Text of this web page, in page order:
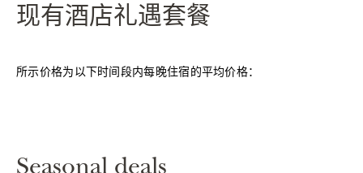
现有酒店礼遇套餐
所示价格为以下时间段内每晚住宿的平均价格：